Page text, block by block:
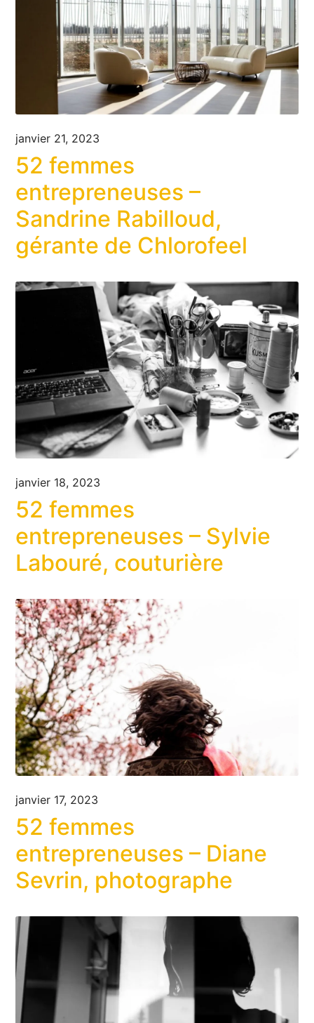
janvier 21, 2023
52 femmes
entrepreneuses –
Sandrine Rabilloud,
gérante de Chlorofeel
janvier 18, 2023
52 femmes
entrepreneuses – Sylvie
Labouré, couturière
janvier 17, 2023
52 femmes
entrepreneuses – Diane
Sevrin, photographe